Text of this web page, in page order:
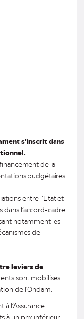
s’inscrit dans
de la
budgétaires
entre l’Etat et
dans l’accord-cadre
notamment les
de
leviers de
sont mobilisés
de l’Ondam.
à l’Assurance
à un prix inférieur